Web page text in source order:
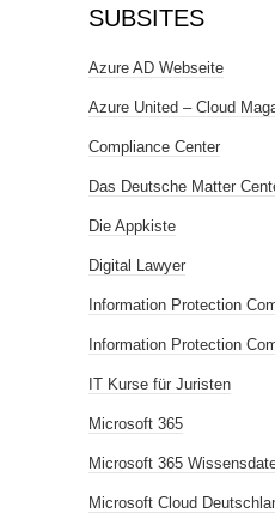
SUBSITES
Azure AD Webseite
Azure United – Cloud
Compliance Center
Das Deutsche Matter
Die Appkiste
Digital Lawyer
Information Protection
Information Protection
IT Kurse für Juristen
Microsoft 365
Microsoft 365
Microsoft Cloud